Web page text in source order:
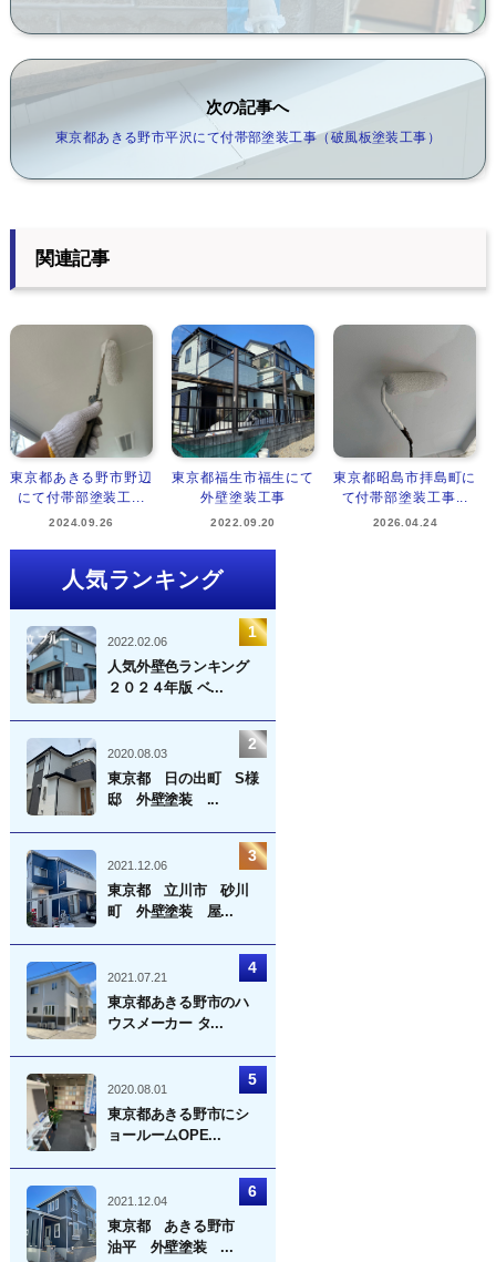
次の記事へ
東京都あきる野市平沢にて付帯部塗装工事（破風板塗装工事）
関連記事
東京都あきる野市野辺
にて付帯部塗装工...
2024.09.26
東京都福生市福生にて
外壁塗装工事
2022.09.20
東京都昭島市拝島町に
て付帯部塗装工事...
2026.04.24
人気ランキング
2022.02.06
人気外壁色ランキング
２０２４年版 ベ...
2020.08.03
東京都 日の出町 S様
邸 外壁塗装 ...
2021.12.06
東京都 立川市 砂川
町 外壁塗装 屋...
2021.07.21
東京都あきる野市のハ
ウスメーカー タ...
2020.08.01
東京都あきる野市にシ
ョールームOPE...
2021.12.04
東京都 あきる野市
油平 外壁塗装 ...